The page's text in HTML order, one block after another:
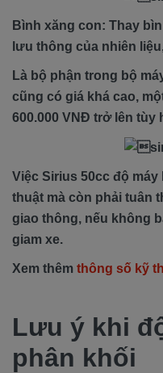
Bình xăng con: Thay
lưu thông của nhiên
Là bộ phận trong bộ
cũng có giá khá cao,
600.000 VNĐ trở lên tùy
Việc Sirius 50cc độ
thuật mà còn phải tuân
giao thông, nếu không
giam xe.
Xem thêm thông số kỹ
Lưu ý khi
phân khối